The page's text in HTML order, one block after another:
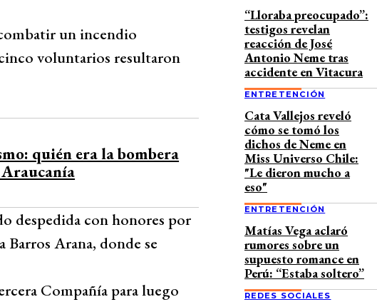
un incendio
voluntarios resultaron
quién era la bombera
despedida con honores por
Barros Arana, donde se
Compañía para luego
“Lloraba preocupado”:
testigos revelan
reacción de José
Antonio Neme tras
accidente en Vitacura
ENTRETENCIÓN
Cata Vallejos reveló
cómo se tomó los
dichos de Neme en
Miss Universo Chile:
"Le dieron mucho a
eso"
ENTRETENCIÓN
Matías Vega aclaró
rumores sobre un
supuesto romance en
Perú: “Estaba soltero”
REDES SOCIALES